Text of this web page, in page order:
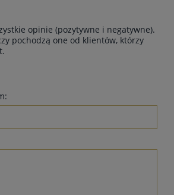
opinie (pozytywne i negatywne).
pochodzą one od klientów, którzy